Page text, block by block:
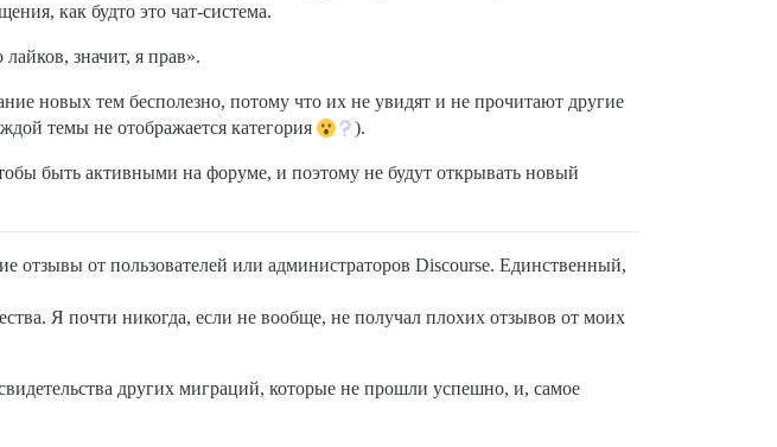
как будто это чат-система.
значит, я прав».
новых тем бесполезно, потому что их не увидят и не прочитают другие
темы не отображается категория
).
быть активными на форуме, и поэтому не будут открывать новый
от пользователей или администраторов Discourse. Единственный,
Я почти никогда, если не вообще, не получал плохих отзывов от моих
других миграций, которые не прошли успешно, и, самое